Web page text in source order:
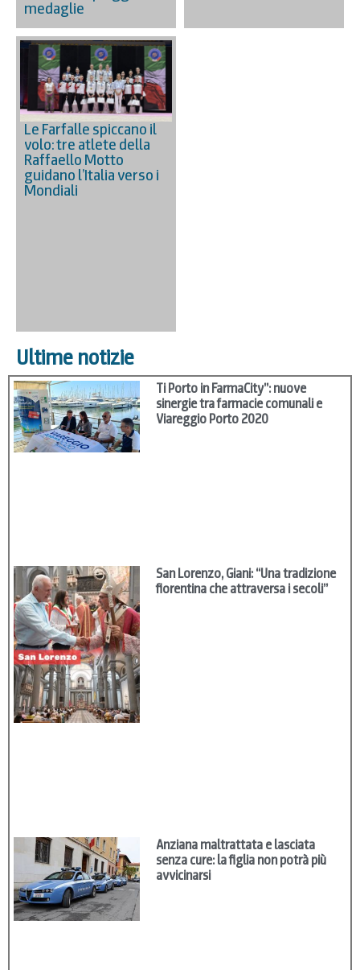
medaglie
Le Farfalle spiccano il
volo: tre atlete della
Raffaello Motto
guidano l’Italia verso i
Mondiali
Ultime notizie
Ti Porto in FarmaCity”: nuove
sinergie tra farmacie comunali e
Viareggio Porto 2020
San Lorenzo, Giani: “Una tradizione
fiorentina che attraversa i secoli”
Anziana maltrattata e lasciata
senza cure: la figlia non potrà più
avvicinarsi